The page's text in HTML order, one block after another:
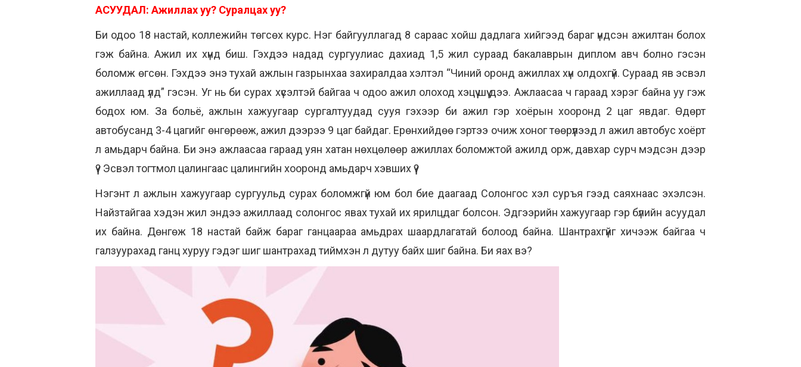
АСУУДАЛ: Ажиллах уу? Суралцах уу?
Би одоо 18 настай, коллежийн төгсөх курс. Нэг байгууллагад 8 сараас хойш дадлага хийгээд бараг үндсэн ажилтан болох
гэж байна. Ажил их хүнд биш. Гэхдээ надад сургуулиас дахиад 1,5 жил сураад бакалаврын диплом авч болно гэсэн
боломж өгсөн. Гэхдээ энэ тухай ажлын газрынхаа захиралдаа хэлтэл “Чиний оронд ажиллах хүн олдохгүй. Сураад яв эсвэл
ажиллаад үлд” гэсэн. Уг нь би сурах хүсэлтэй байгаа ч одоо ажил олоход хэцүү шүү дээ. Ажлаасаа ч гараад хэрэг байна уу гэж
бодох юм. За больё, ажлын хажуугаар сургалтуудад сууя гэхээр би ажил гэр хоёрын хооронд 2 цаг явдаг. Өдөрт
автобусанд 3-4 цагийг өнгөрөөж, ажил дээрээ 9 цаг байдаг. Ерөнхийдөө гэртээ очиж хоног төөрүүлээд л ажил автобус хоёрт
л амьдарч байна. Би энэ ажлаасаа гараад уян хатан нөхцөлөөр ажиллах боломжтой ажилд орж, давхар сурч мэдсэн дээр
үү? Эсвэл тогтмол цалингаас цалингийн хооронд амьдарч хэвших үү?
Нэгэнт л ажлын хажуугаар сургуульд сурах боломжгүй юм бол бие даагаад Солонгос хэл суръя гээд саяхнаас эхэлсэн.
Найзтайгаа хэдэн жил эндээ ажиллаад солонгос явах тухай их ярилцдаг болсон. Эдгээрийн хажуугаар гэр бүлийн асуудал
их байна. Дөнгөж 18 настай байж бараг ганцаараа амьдрах шаардлагатай болоод байна. Шантрахгүйг хичээж байгаа ч
галзуурахад ганц хуруу гэдэг шиг шантрахад тиймхэн л дутуу байх шиг байна. Би яах вэ?